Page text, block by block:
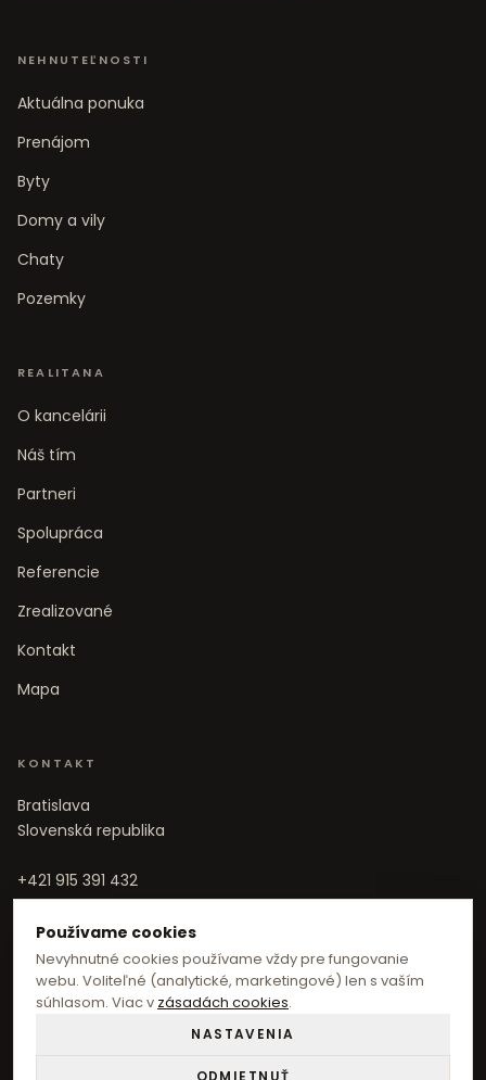
NEHNUTEĽNOSTI
Aktuálna ponuka
Prenájom
Byty
Domy a vily
Chaty
Pozemky
REALITANA
O kancelárii
Náš tím
Partneri
Spolupráca
Referencie
Zrealizované
Kontakt
Mapa
KONTAKT
Bratislava
Slovenská republika
+421 915 391 432
info@realitana.sk
Používame cookies
Nevyhnutné cookies používame vždy pre fungovanie
webu. Voliteľné (analytické, marketingové) len s vaším
súhlasom. Viac v zásadách cookies.
NASTAVENIA
ODMIETNUŤ